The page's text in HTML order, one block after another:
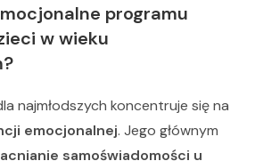
programu
w wieku
najmłodszych koncentruje się na
emocjonalnej. Jego głównym
samoświadomości u